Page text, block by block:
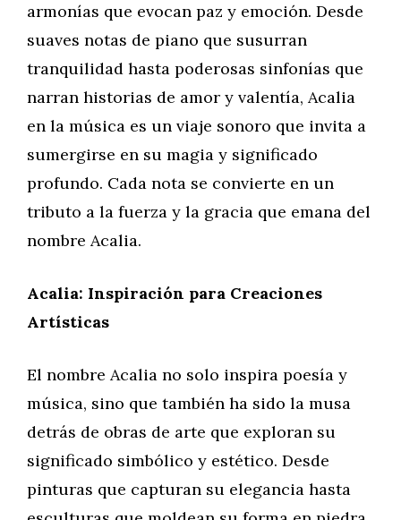
armonías que evocan paz y emoción. Desde
suaves notas de piano que susurran
tranquilidad hasta poderosas sinfonías que
narran historias de amor y valentía, Acalia
en la música es un viaje sonoro que invita a
sumergirse en su magia y significado
profundo. Cada nota se convierte en un
tributo a la fuerza y la gracia que emana del
nombre Acalia.
Acalia: Inspiración para Creaciones
Artísticas
El nombre Acalia no solo inspira poesía y
música, sino que también ha sido la musa
detrás de obras de arte que exploran su
significado simbólico y estético. Desde
pinturas que capturan su elegancia hasta